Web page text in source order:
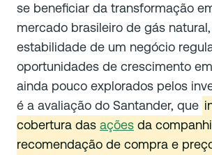
se beneficiar da transformação
mercado brasileiro de gás
estabilidade de um negócio
oportunidades de crescimento
ainda pouco explorados pelos
é a avaliação do Santander, que
cobertura das ações da
recomendação de compra e